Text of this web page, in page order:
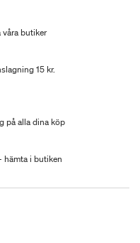
våra butiker
15 kr.
på alla dina köp
hämta i butiken